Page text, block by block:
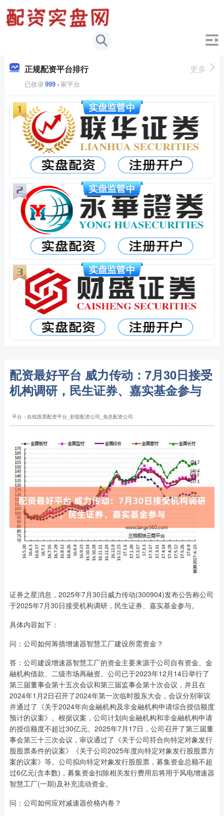
正规配资平台排行
已收录999+家平台
更多
配资最好平台 威力传动：7月30日接受
机构调研，民生证券、嘉实基金参与
平台：在线股票配资平台_炒股配资公司_免息配资公司
证券之星消息，2025年7月30日威力传动(300904)发布公告称公司
于2025年7月30日接受机构调研，民生证券、嘉实基金参与。
具体内容如下：
问：公司如何筹措增速器智慧工厂建设所需资金？
答：公司建设增速器智慧工厂的资金主要来源于公司自有资金、金
融机构借款、二级市场再融资。公司已于2023年12月14日举行了
第三届董事会第十五次会议和第三届监事会第十次会议，并且在
2024年1月2日召开了2024年第一次临时股东大会，会议分别审议
并通过了《关于2024年向金融机构及非金融机构申请综合授信额度
预计的议案》。根据议案，公司计划向金融机构和非金融机构申请
的授信额度不超过30亿元。2025年7月17日，公司召开了第三届董
事会第三十三次会议，审议通过了《关于公司符合向特定对象发行
股股票条件的议案》《关于公司2025年度向特定对象发行股股票方
案的议案》等。公司拟向特定对象发行股股票，募集资金总额不超
过6亿元(含本数)，募集资金扣除相关发行费用后将用于风电增速器
智慧工厂(一期)及补充流动资金。
问：公司如何应对减速器价格内卷？